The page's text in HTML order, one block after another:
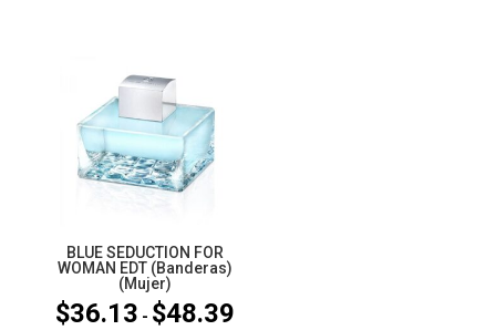
hasta
$103.56
BLUE SEDUCTION FOR
WOMAN EDT (Banderas)
(Mujer)
$36.13 - $48.39Rango